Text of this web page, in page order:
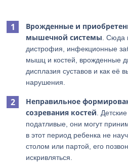
Врожденные и
мышечной системы . Сюда
дистрофия, инфекционные
мышц и костей, врожденные
дисплазия суставов и как её
нарушения.
Неправильное
созревания костей .
податливые, они могут
в этот период ребенка не
столом или партой, его
искривляться.